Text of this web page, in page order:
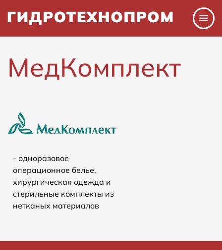
МедКомплект
- одноразовое
операционное белье,
хирургическая одежда и
стерильные комплекты из
нетканых материалов